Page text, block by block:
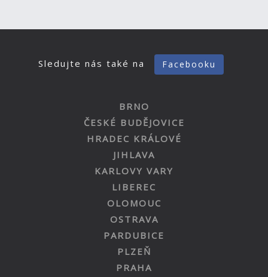
Sledujte nás také na Facebooku
BRNO
ČESKÉ BUDĚJOVICE
HRADEC KRÁLOVÉ
JIHLAVA
KARLOVY VARY
LIBEREC
OLOMOUC
OSTRAVA
PARDUBICE
PLZEŇ
PRAHA